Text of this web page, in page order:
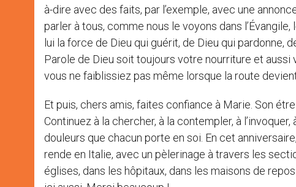
à-dire avec des faits, par l’exemple, avec une
parler à tous, comme nous le voyons dans
lui la force de Dieu qui guérit, de Dieu qui pardonne,
Parole de Dieu soit toujours votre nourriture et aussi
vous ne faiblissiez pas même lorsque la route
Et puis, chers amis, faites confiance à Marie. Son
Continuez à la chercher, à la contempler, à
douleurs que chacun porte en soi. En cet
rende en Italie, avec un pèlerinage à travers les
églises, dans les hôpitaux, dans les maisons de